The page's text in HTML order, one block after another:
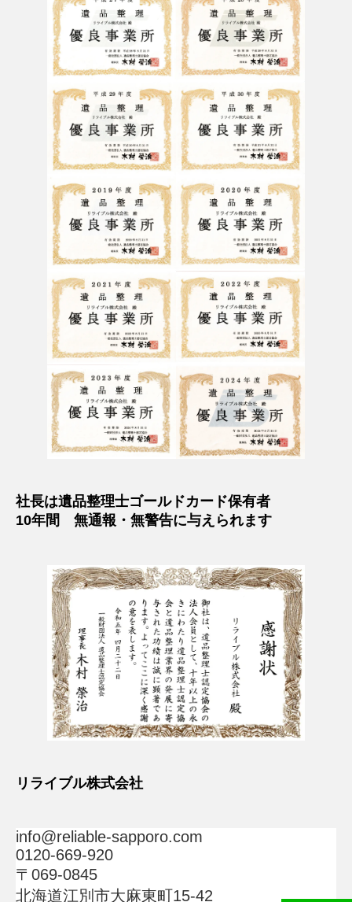
社長は遺品整理士ゴールドカード保有者
10年間 無通報・無警告に与えられます
リライブル株式会社
info@reliable-sapporo.com
0120-669-920
〒069-0845
北海道江別市大麻東町15-42